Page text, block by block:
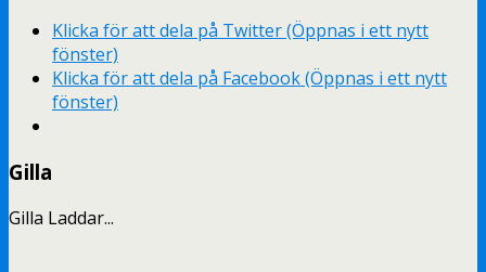
Klicka för att dela på Twitter (Öppnas i ett nytt
fönster)
Klicka för att dela på Facebook (Öppnas i ett nytt
fönster)
Gilla
Gilla Laddar...